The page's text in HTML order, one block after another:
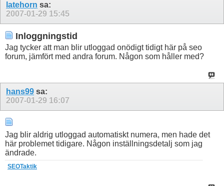
latehorn sa:
2007-01-29 15:45
Inloggningstid
Jag tycker att man blir utloggad onödigt tidigt här på seo
forum, jämfört med andra forum. Någon som håller med?
hans99 sa:
2007-01-29 16:07
Jag blir aldrig utloggad automatiskt numera, men hade det
här problemet tidigare. Någon inställningsdetalj som jag
ändrade.
SEOTaktik